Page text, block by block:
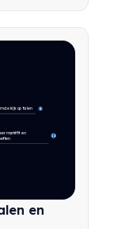
de kijk op falen 4
marktfit en
14
en